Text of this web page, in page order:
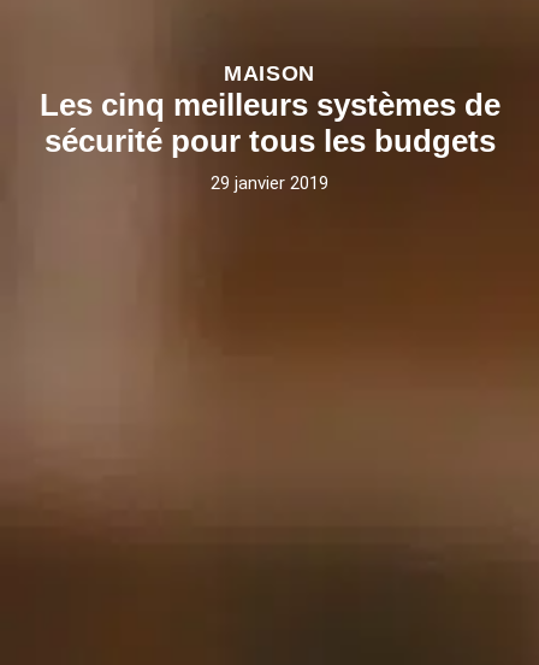
MAISON
Les cinq meilleurs systèmes de
sécurité pour tous les budgets
29 janvier 2019